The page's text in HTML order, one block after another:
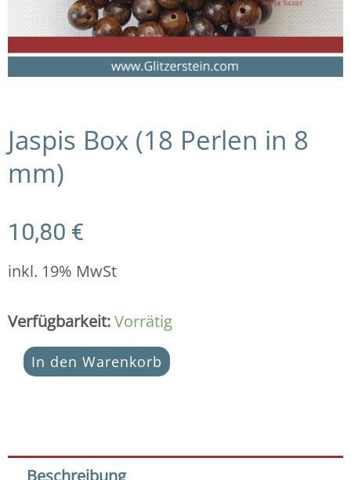
Jaspis Box (18 Perlen in 8
mm)
10,80 €
inkl. 19% MwSt
Verfügbarkeit:Vorrätig
Jaspis
(18
Perlen
Menge
In den Warenkorb